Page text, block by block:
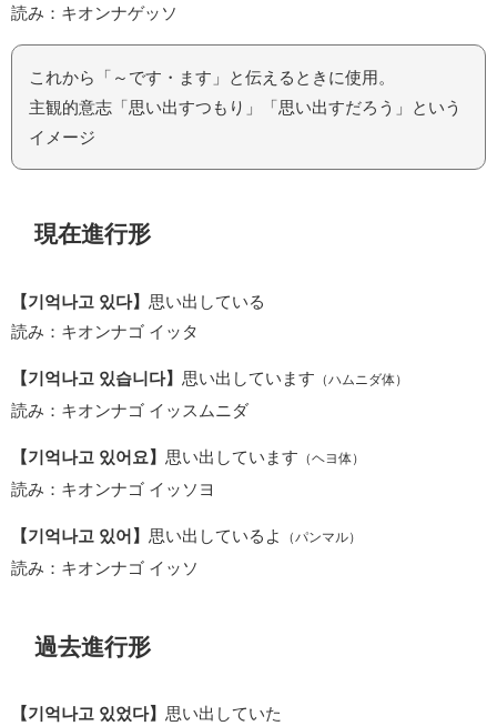
読み：キオンナゲッソ
これから「～です・ます」と伝えるときに使用。
主観的意志「思い出すつもり」「思い出すだろう」という
イメージ
現在進行形
【기억나고 있다】 思い出している
読み：キオンナゴ イッタ
【기억나고 있습니다】 思い出しています （ハムニダ体）
読み：キオンナゴ イッスムニダ
【기억나고 있어요】 思い出しています （ヘヨ体）
読み：キオンナゴ イッソヨ
【기억나고 있어】 思い出しているよ （パンマル）
読み：キオンナゴ イッソ
過去進行形
【기억나고 있었다】 思い出していた